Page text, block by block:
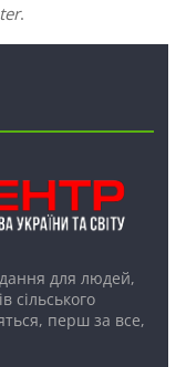
.
для людей,
сільського
перш за все,